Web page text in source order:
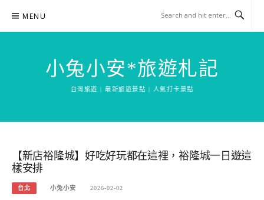
content
MENU
小兔小安*旅遊札記
台灣旅遊 | 最新旅遊景點 | 人氣打卡景點
【新店裕隆城】好吃好玩都在這裡，裕隆城一日遊這
樣安排
台北 小兔小安 2026-02-02